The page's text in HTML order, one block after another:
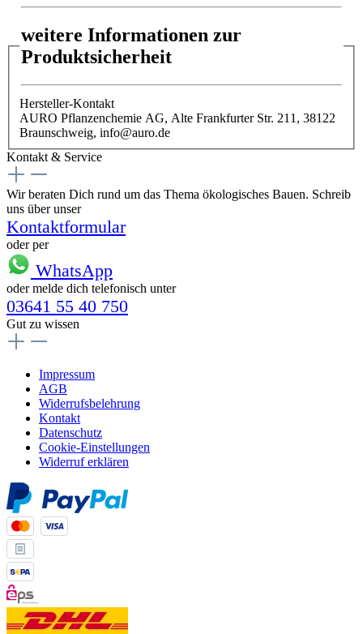
weitere Informationen zur
Produktsicherheit
Hersteller-Kontakt
AURO Pflanzenchemie AG, Alte Frankfurter Str. 211, 38122
Braunschweig, info@auro.de
Kontakt & Service
Wir beraten Dich rund um das Thema ökologisches Bauen. Schreib
uns über unser
Kontaktformular
oder per
WhatsApp
oder melde dich telefonisch unter
03641 55 40 750
Gut zu wissen
Impressum
AGB
Widerrufsbelehrung
Kontakt
Datenschutz
Cookie-Einstellungen
Widerruf erklären